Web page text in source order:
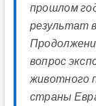
прошлом
результат
вопрос
животного
страны